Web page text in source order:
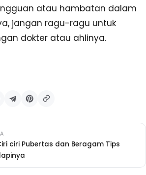
atau hambatan dalam
jangan ragu-ragu untuk
dokter atau ahlinya.
ciri Pubertas dan Beragam Tips